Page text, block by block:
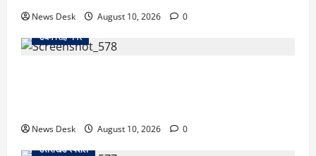
News Desk August 10, 2026
0
उधम सिंह नगर
News Desk August 10, 2026
0
उत्तराखंड स्पेशल